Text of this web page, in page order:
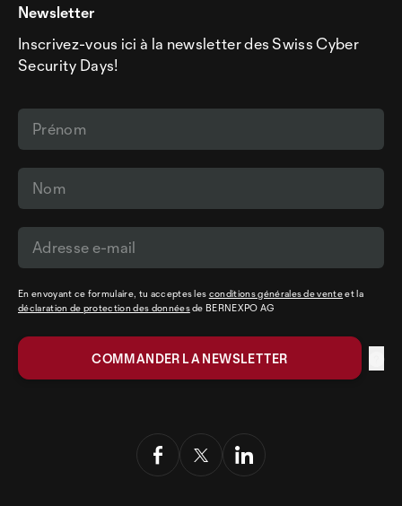
Newsletter
Inscrivez-vous ici à la newsletter des Swiss Cyber
Security Days!
En envoyant ce formulaire, tu acceptes les conditions générales de venteet la
déclaration de protection des donnéesde BERNEXPO AG